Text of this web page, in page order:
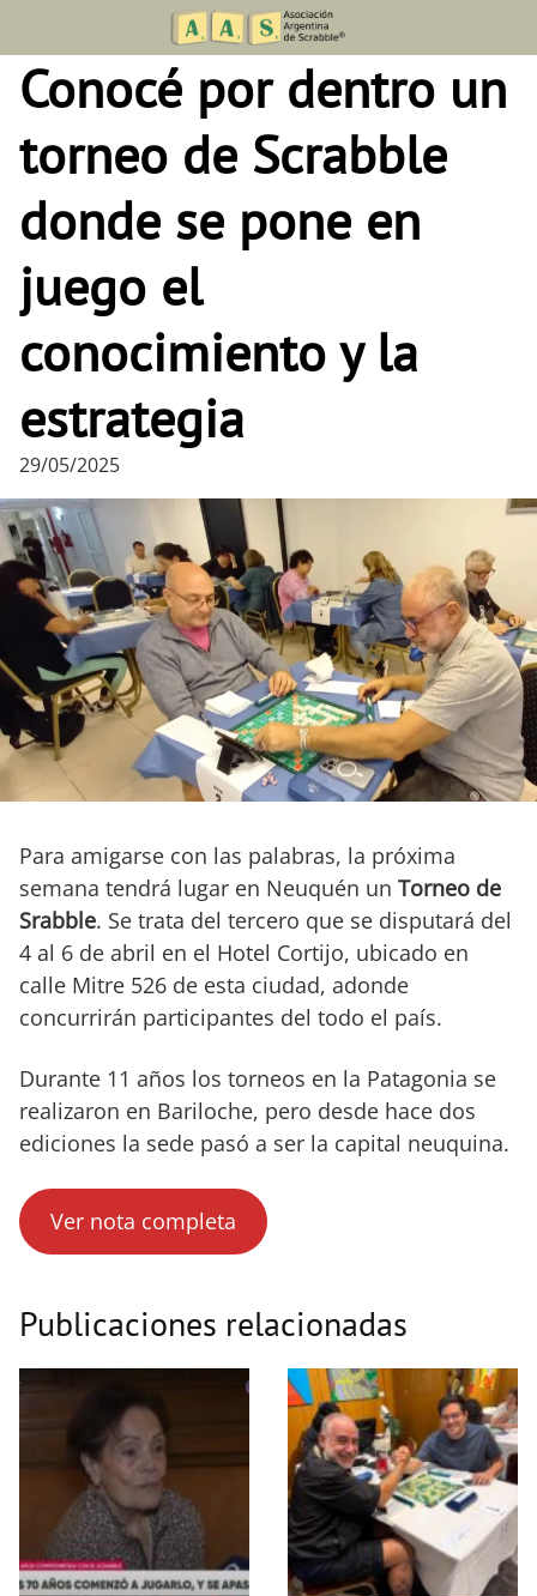
content
Conocé por dentro un
torneo de Scrabble
donde se pone en
juego el
conocimiento y la
estrategia
29/05/2025
Para amigarse con las palabras, la próxima
semana tendrá lugar en Neuquén un Torneo de
Srabble. Se trata del tercero que se disputará del
4 al 6 de abril en el Hotel Cortijo, ubicado en
calle Mitre 526 de esta ciudad, adonde
concurrirán participantes del todo el país.
Durante 11 años los torneos en la Patagonia se
realizaron en Bariloche, pero desde hace dos
ediciones la sede pasó a ser la capital neuquina.
Ver nota completa
Publicaciones relacionadas